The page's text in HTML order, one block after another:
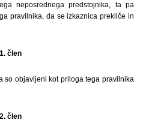
neposrednega predstojnika, ta pa
pravilnika, da se izkaznica prekliče in
člen
so objavljeni kot priloga tega pravilnika
člen